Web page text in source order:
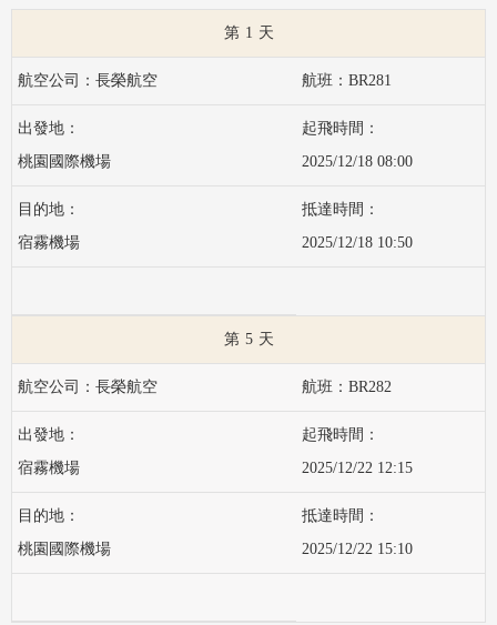
1
長榮航空 BR281
桃園國際機場 2025/12/18 08:00
宿霧機場 2025/12/18 10:50
5
長榮航空 BR282
宿霧機場 2025/12/22 12:15
桃園國際機場 2025/12/22 15:10